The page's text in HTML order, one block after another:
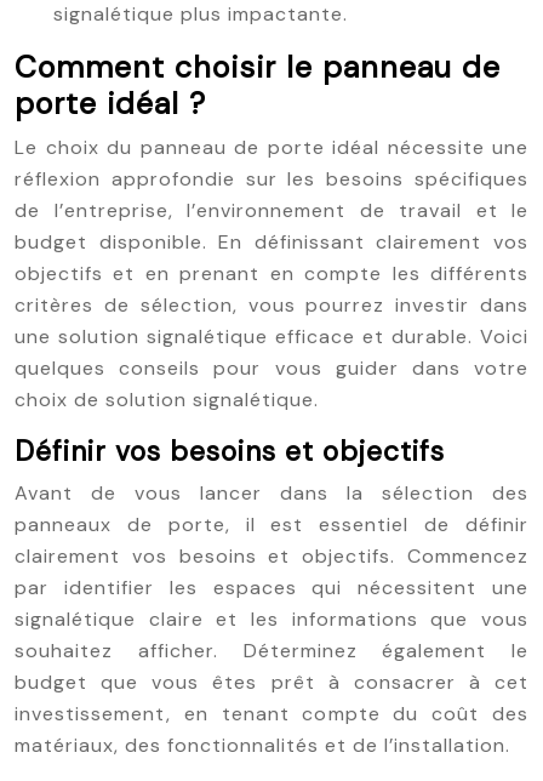
signalétique plus impactante.
Comment choisir le panneau de
porte idéal ?
Le choix du panneau de porte idéal nécessite une
réflexion approfondie sur les besoins spécifiques
de l’entreprise, l’environnement de travail et le
budget disponible. En définissant clairement vos
objectifs et en prenant en compte les différents
critères de sélection, vous pourrez investir dans
une solution signalétique efficace et durable. Voici
quelques conseils pour vous guider dans votre
choix de solution signalétique.
Définir vos besoins et objectifs
Avant de vous lancer dans la sélection des
panneaux de porte, il est essentiel de définir
clairement vos besoins et objectifs. Commencez
par identifier les espaces qui nécessitent une
signalétique claire et les informations que vous
souhaitez afficher. Déterminez également le
budget que vous êtes prêt à consacrer à cet
investissement, en tenant compte du coût des
matériaux, des fonctionnalités et de l’installation.